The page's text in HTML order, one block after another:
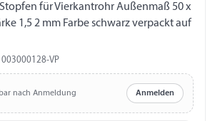
Außenmaß 50 x
verpackt auf
003000128-VP
nach Anmeldung Anmelden